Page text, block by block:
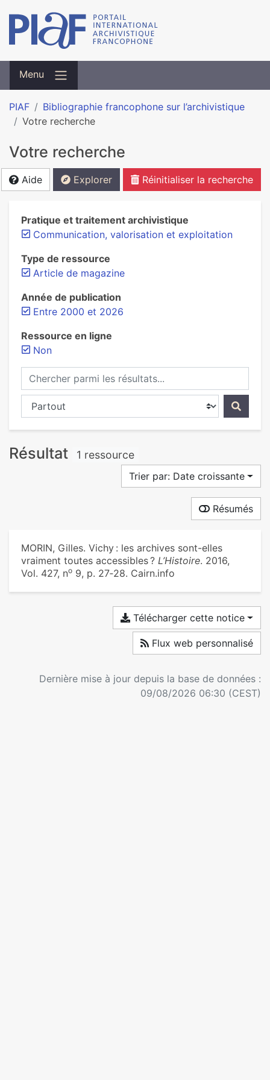
Menu
PIAF
Bibliographie francophone sur l’archivistique
Votre recherche
Votre recherche
Aide Explorer Réinitialiser la recherche
Pratique et traitement archivistique
Communication, valorisation et exploitation
Type de ressource
Article de magazine
Année de publication
Entre 2000 et 2026
Ressource en ligne
Non
Chercher parmi les résultats...
Chercher dans...
Résultat 1 ressource
Trier par: Date croissante
Résumés
MORIN, Gilles. Vichy : les archives sont-elles
vraiment toutes accessibles ? L’Histoire. 2016,
Vol. 427, no 9, p. 27‑28. Cairn.info
Télécharger cette notice
Flux web personnalisé
Dernière mise à jour depuis la base de données :
09/08/2026 06:30 (CEST)